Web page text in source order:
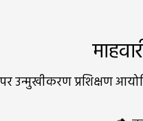
उन्मुखीकरण प्रशिक्षण